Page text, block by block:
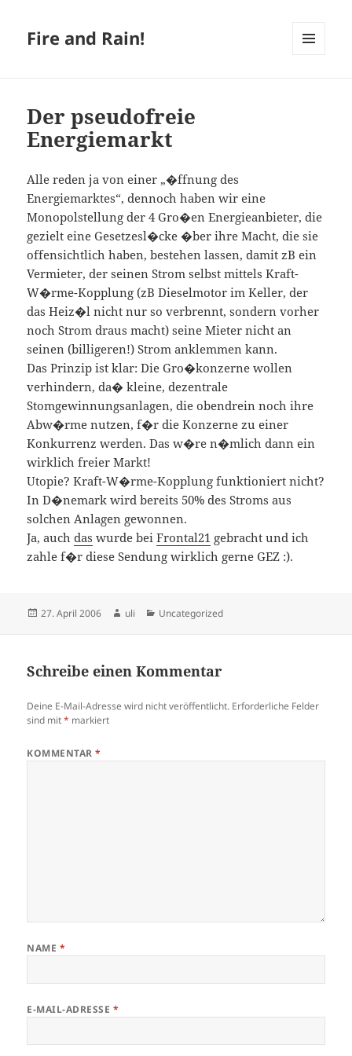
Fire and Rain!
Der pseudofreie
Energiemarkt
Alle reden ja von einer „�ffnung des
Energiemarktes“, dennoch haben wir eine
Monopolstellung der 4 Gro�en Energieanbieter, die
gezielt eine Gesetzesl�cke �ber ihre Macht, die sie
offensichtlich haben, bestehen lassen, damit zB ein
Vermieter, der seinen Strom selbst mittels Kraft-
W�rme-Kopplung (zB Dieselmotor im Keller, der
das Heiz�l nicht nur so verbrennt, sondern vorher
noch Strom draus macht) seine Mieter nicht an
seinen (billigeren!) Strom anklemmen kann.
Das Prinzip ist klar: Die Gro�konzerne wollen
verhindern, da� kleine, dezentrale
Stomgewinnungsanlagen, die obendrein noch ihre
Abw�rme nutzen, f�r die Konzerne zu einer
Konkurrenz werden. Das w�re n�mlich dann ein
wirklich freier Markt!
Utopie? Kraft-W�rme-Kopplung funktioniert nicht?
In D�nemark wird bereits 50% des Stroms aus
solchen Anlagen gewonnen.
Ja, auchdas wurde beiFrontal21 gebracht und ich
zahle f�r diese Sendung wirklich gerne GEZ :).
Veröffentlicht
27. April 2006 Autor
uli Kategorien
Uncategorized
Schreibe einen Kommentar
Deine E-Mail-Adresse wird nicht veröffentlicht. Erforderliche Felder
sind mit* markiert
KOMMENTAR*
NAME *
E-MAIL-ADRESSE *